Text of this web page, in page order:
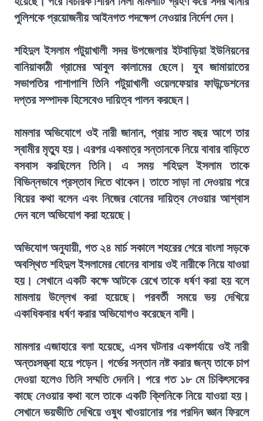
পুলিশকে প্রয়োজনীয় আইনগত পদক্ষেপ নেওয়ার নির্দেশ দেন।
শহিদুল ইসলাম পটুয়াখালী সদর উপজেলার ইটবাড়িয়া ইউনিয়নের
বানিয়াকাঠী গ্রামের আবুল কালামের ছেলে। যুব জামায়াতের
সভাপতির পাশাপাশি তিনি পটুয়াখালী ওয়েলফেয়ার ফাউন্ডেশনের
দপ্তর সম্পাদক হিসেবেও দায়িত্ব পালন করছেন।
মামলার অভিযোগে ওই নারী জানান, প্রায় সাত বছর আগে তার
স্বামীর মৃত্যু হয়। এরপর একমাত্র সন্তানকে নিয়ে বাবার বাড়িতে
বসবাস করছিলেন তিনি। এ সময় শহিদুল ইসলাম তাকে
বিভিন্নভাবে প্রস্তাব দিতে থাকেন। তাতে সাড়া না দেওয়ায় পরে
বিয়ের কথা বলেন এবং নিজের বোনের দায়িত্ব নেওয়ার আশ্বাস
দেন বলে অভিযোগ করা হয়েছে।
অভিযোগ অনুযায়ী, গত ২৪ মার্চ সকালে শহরের শেরে বাংলা সড়কে
অবস্থিত শহিদুল ইসলামের বোনের বাসায় ওই নারীকে নিয়ে যাওয়া
হয়। সেখানে একটি কক্ষে আটকে রেখে তাকে ধর্ষণ করা হয় বলে
মামলায় উল্লেখ করা হয়েছে। পরবর্তী সময়ে ভয় দেখিয়ে
একাধিকবার ধর্ষণ করার অভিযোগও করেছেন বাদী।
মামলার এজাহারে বলা হয়েছে, এসব ঘটনার একপর্যায়ে ওই নারী
অন্তঃসত্ত্বা হয়ে পড়েন। গর্ভের সন্তান নষ্ট করার জন্য তাকে চাপ
দেওয়া হলেও তিনি সম্মতি দেননি। পরে গত ১৮ মে চিকিৎসকের
কাছে নেওয়ার কথা বলে তাকে একটি ক্লিনিকে নিয়ে যাওয়া হয়।
সেখানে ভয়ভীতি দেখিয়ে ওষুধ খাওয়ানোর পর পরদিন জ্ঞান ফিরলে